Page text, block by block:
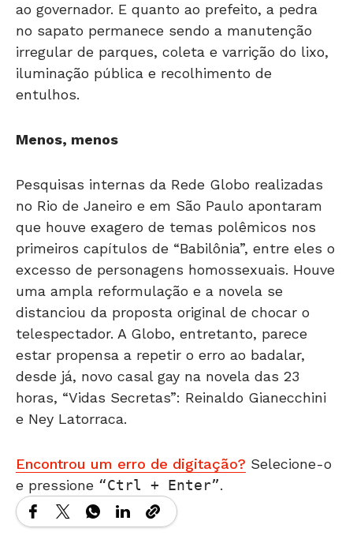
ao governador. E quanto ao prefeito, a pedra
no sapato permanece sendo a manutenção
irregular de parques, coleta e varrição do lixo,
iluminação pública e recolhimento de
entulhos.
Menos, menos
Pesquisas internas da Rede Globo realizadas
no Rio de Janeiro e em São Paulo apontaram
que houve exagero de temas polêmicos nos
primeiros capítulos de “Babilônia”, entre eles o
excesso de personagens homossexuais. Houve
uma ampla reformulação e a novela se
distanciou da proposta original de chocar o
telespectador. A Globo, entretanto, parece
estar propensa a repetir o erro ao badalar,
desde já, novo casal gay na novela das 23
horas, “Vidas Secretas”: Reinaldo Gianecchini
e Ney Latorraca.
Encontrou um erro de digitação? Selecione-o
e pressione
Ctrl + Enter .